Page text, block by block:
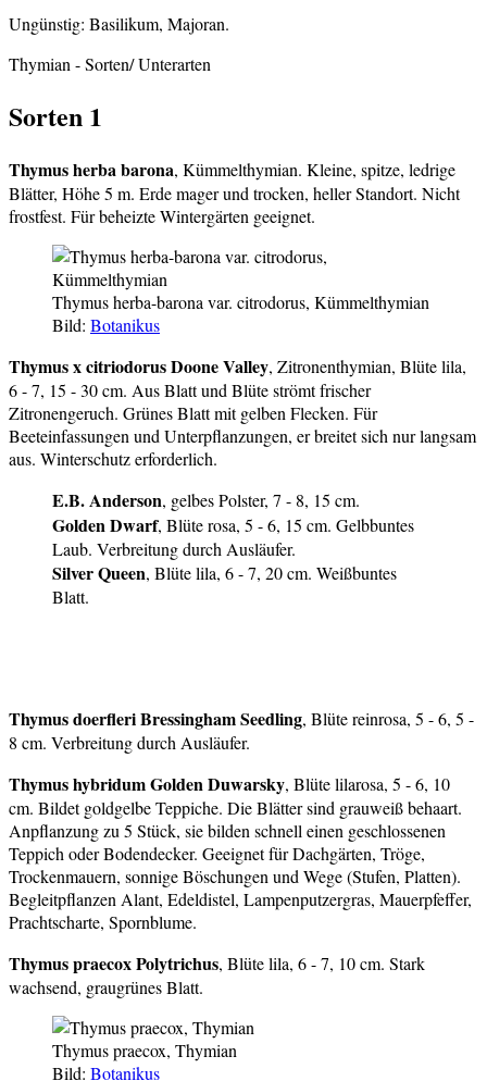
Ungünstig: Basilikum, Majoran.
Thymian - Sorten/ Unterarten
Sorten 1
Thymus herba barona, Kümmelthymian. Kleine, spitze, ledrige
Blätter, Höhe 5 m. Erde mager und trocken, heller Standort. Nicht
frostfest. Für beheizte Wintergärten geeignet.
Thymus herba-barona var. citrodorus, Kümmelthymian
Bild: Botanikus
Thymus x citriodorus Doone Valley, Zitronenthymian, Blüte lila,
6 - 7, 15 - 30 cm. Aus Blatt und Blüte strömt frischer
Zitronengeruch. Grünes Blatt mit gelben Flecken. Für
Beeteinfassungen und Unterpflanzungen, er breitet sich nur langsam
aus. Winterschutz erforderlich.
E.B. Anderson, gelbes Polster, 7 - 8, 15 cm.
Golden Dwarf, Blüte rosa, 5 - 6, 15 cm. Gelbbuntes
Laub. Verbreitung durch Ausläufer.
Silver Queen, Blüte lila, 6 - 7, 20 cm. Weißbuntes
Blatt.
Thymus doerfleri Bressingham Seedling, Blüte reinrosa, 5 - 6, 5 -
8 cm. Verbreitung durch Ausläufer.
Thymus hybridum Golden Duwarsky, Blüte lilarosa, 5 - 6, 10
cm. Bildet goldgelbe Teppiche. Die Blätter sind grauweiß behaart.
Anpflanzung zu 5 Stück, sie bilden schnell einen geschlossenen
Teppich oder Bodendecker. Geeignet für Dachgärten, Tröge,
Trockenmauern, sonnige Böschungen und Wege (Stufen, Platten).
Begleitpflanzen Alant, Edeldistel, Lampenputzergras, Mauerpfeffer,
Prachtscharte, Spornblume.
Thymus praecoxPolytrichus, Blüte lila, 6 - 7, 10 cm. Stark
wachsend, graugrünes Blatt.
Thymus praecox, Thymian
Bild: Botanikus